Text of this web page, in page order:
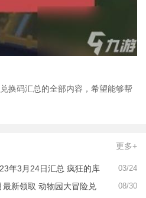
码汇总的全部内容，希望能够帮
更多+
年3月24日汇总 疯狂的库
03/24
新领取 动物园大冒险兑
08/30